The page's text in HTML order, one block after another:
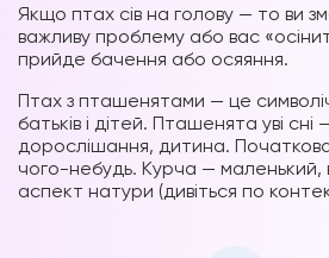
Якщо птах сів на голову — то ви
важливу проблему або вас
прийде бачення або осяяння.
Птах з пташенятами — це
батьків і дітей. Пташенята уві
дорослішання, дитина.
чого-небудь. Курча — маленький,
аспект натури (дивіться по